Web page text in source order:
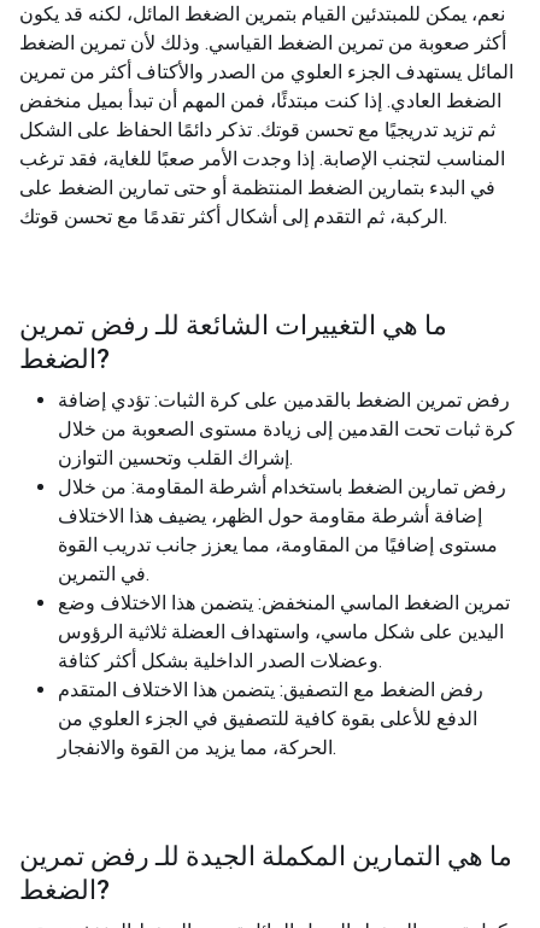
نعم، يمكن للمبتدئين القيام بتمرين الضغط المائل، لكنه قد يكون
أكثر صعوبة من تمرين الضغط القياسي. وذلك لأن تمرين الضغط
المائل يستهدف الجزء العلوي من الصدر والأكتاف أكثر من تمرين
الضغط العادي. إذا كنت مبتدئًا، فمن المهم أن تبدأ بميل منخفض
ثم تزيد تدريجيًا مع تحسن قوتك. تذكر دائمًا الحفاظ على الشكل
المناسب لتجنب الإصابة. إذا وجدت الأمر صعبًا للغاية، فقد ترغب
في البدء بتمارين الضغط المنتظمة أو حتى تمارين الضغط على
الركبة، ثم التقدم إلى أشكال أكثر تقدمًا مع تحسن قوتك.
ما هي التغييرات الشائعة للـ رفض تمرين
الضغط?
رفض تمرين الضغط بالقدمين على كرة الثبات: تؤدي إضافة
كرة ثبات تحت القدمين إلى زيادة مستوى الصعوبة من خلال
إشراك القلب وتحسين التوازن.
رفض تمارين الضغط باستخدام أشرطة المقاومة: من خلال
إضافة أشرطة مقاومة حول الظهر، يضيف هذا الاختلاف
مستوى إضافيًا من المقاومة، مما يعزز جانب تدريب القوة
في التمرين.
تمرين الضغط الماسي المنخفض: يتضمن هذا الاختلاف وضع
اليدين على شكل ماسي، واستهداف العضلة ثلاثية الرؤوس
وعضلات الصدر الداخلية بشكل أكثر كثافة.
رفض الضغط مع التصفيق: يتضمن هذا الاختلاف المتقدم
الدفع للأعلى بقوة كافية للتصفيق في الجزء العلوي من
الحركة، مما يزيد من القوة والانفجار.
ما هي التمارين المكملة الجيدة للـ رفض تمرين
الضغط?